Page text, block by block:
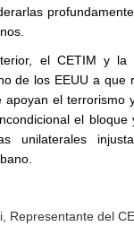
el CETIM y la
de los EEUU a que
apoyan el terrorismo
el bloque
unilaterales
Representante del